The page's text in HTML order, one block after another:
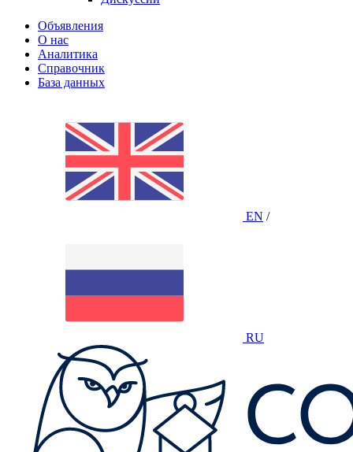
Объявления
О нас
Аналитика
Справочник
База данных
EN /
RU